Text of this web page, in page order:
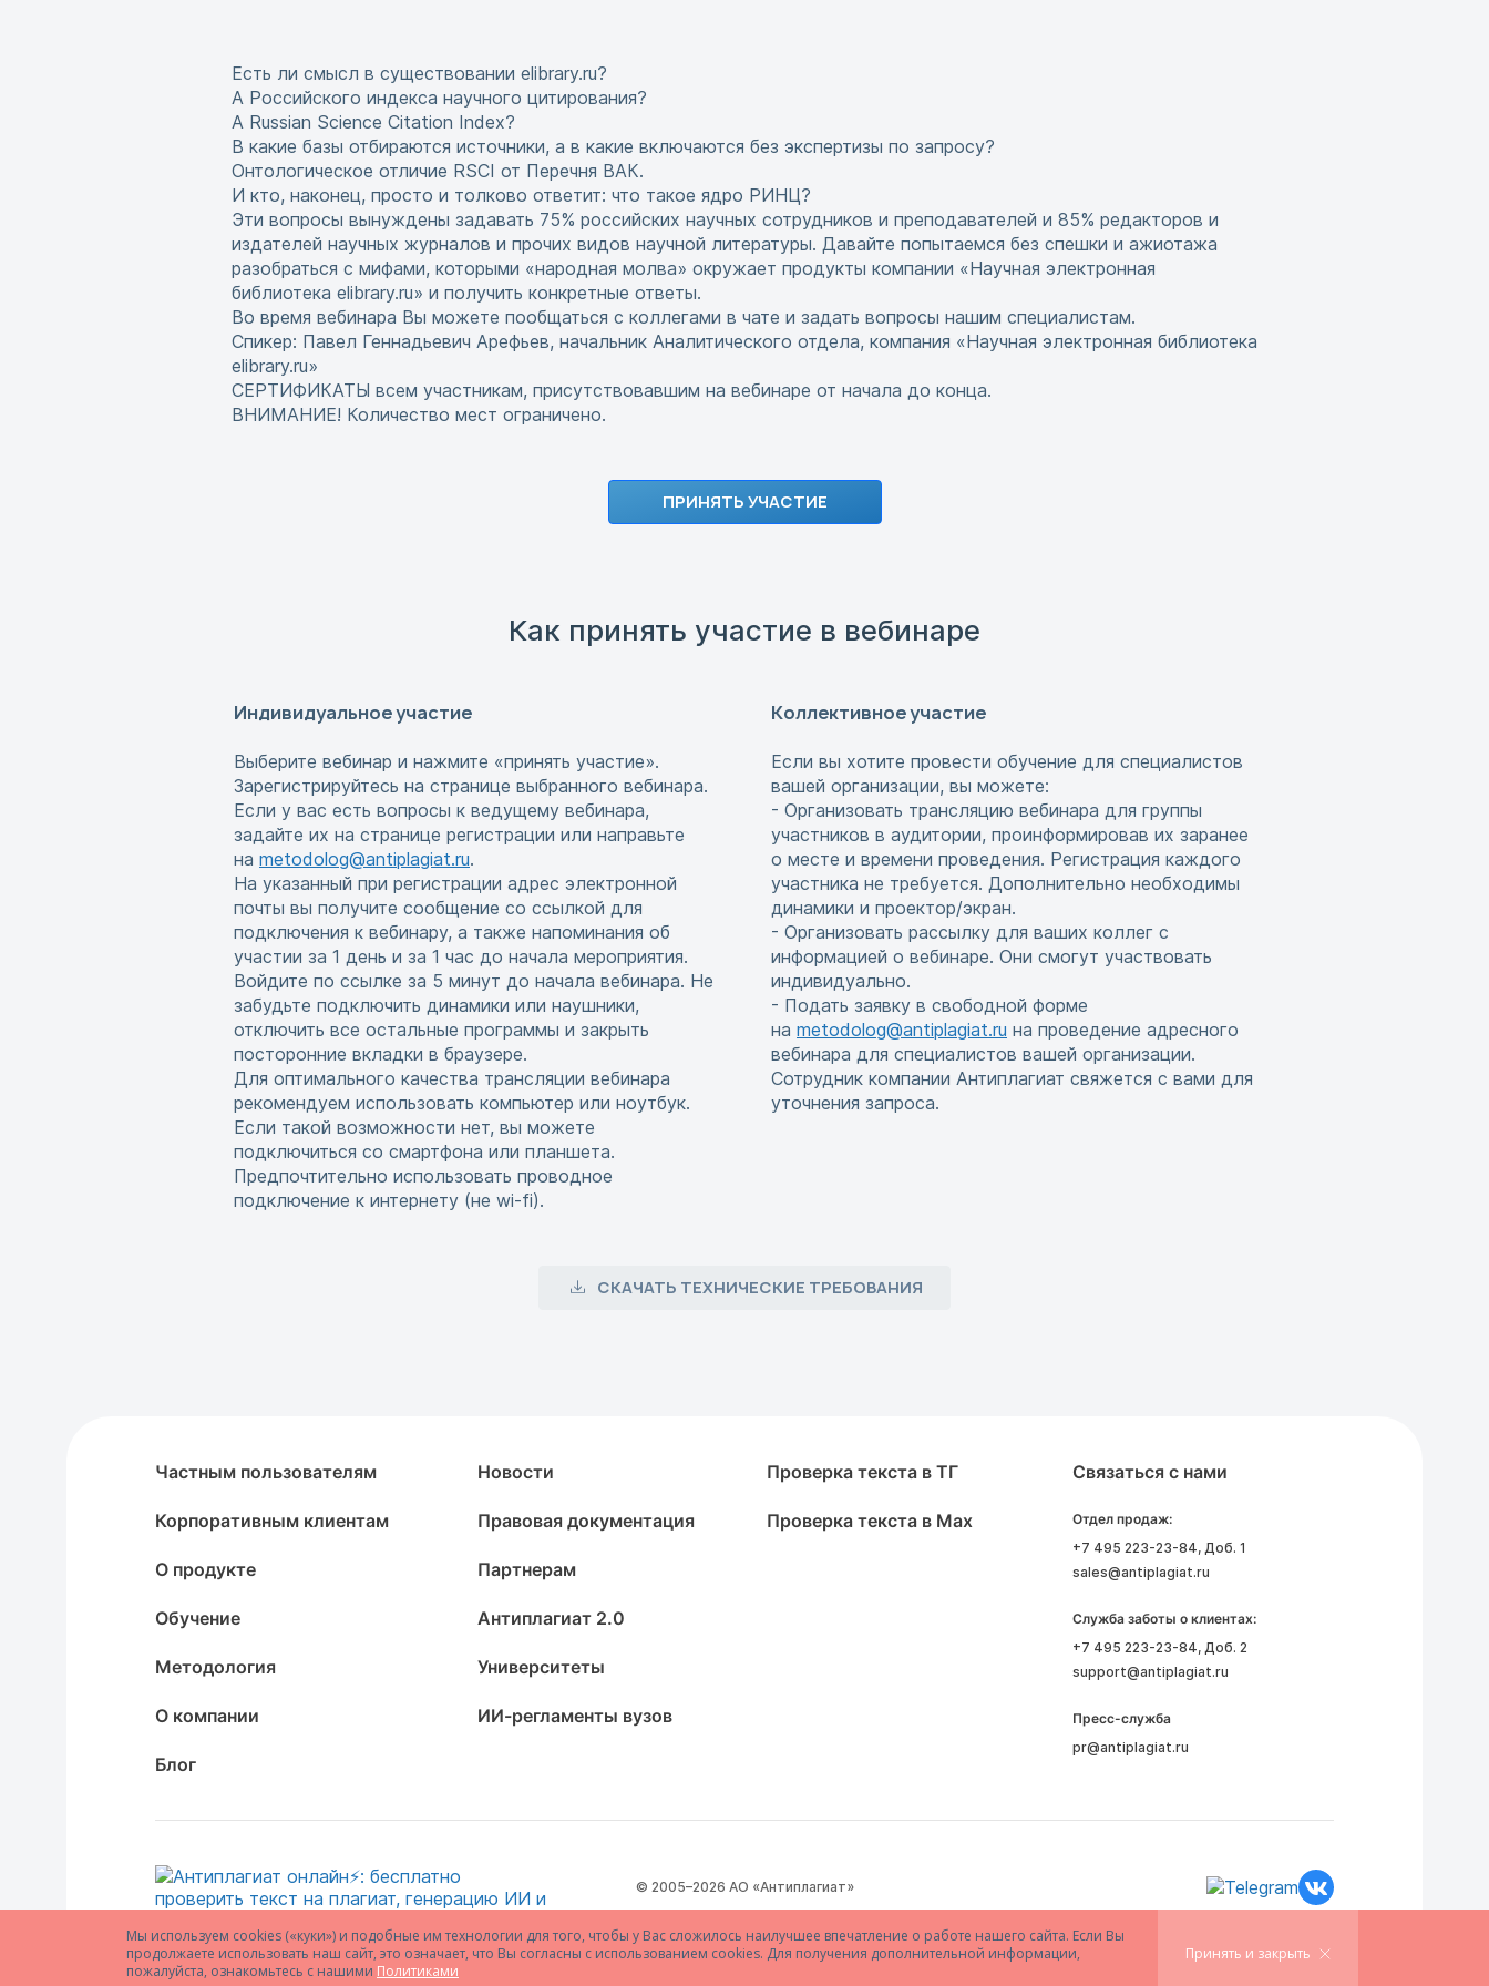
Мы используем cookies («куки») и подобные им технологии для того, чтобы у Вас сложилось наилучшее впечатление о работе нашего сайта. Если Вы
продолжаете использовать наш сайт, это означает, что Вы согласны с использованием cookies. Для получения дополнительной информации,
пожалуйста, ознакомьтесь с нашими Политиками
Принять и закрыть
Есть ли смысл в существовании elibrary.ru?
А Российского индекса научного цитирования?
А Russian Science Citation Index?
В какие базы отбираются источники, а в какие включаются без экспертизы по запросу?
Онтологическое отличие RSCI от Перечня ВАК.
И кто, наконец, просто и толково ответит: что такое ядро РИНЦ?
Эти вопросы вынуждены задавать 75% российских научных сотрудников и преподавателей и 85% редакторов и
издателей научных журналов и прочих видов научной литературы. Давайте попытаемся без спешки и ажиотажа
разобраться с мифами, которыми «народная молва» окружает продукты компании «Научная электронная
библиотека elibrary.ru» и получить конкретные ответы.
Во время вебинара Вы можете пообщаться с коллегами в чате и задать вопросы нашим специалистам.
Спикер: Павел Геннадьевич Арефьев, начальник Аналитического отдела, компания «Научная электронная библиотека
elibrary.ru»
СЕРТИФИКАТЫ всем участникам, присутствовавшим на вебинаре от начала до конца.
ВНИМАНИЕ! Количество мест ограничено.
ПРИНЯТЬ УЧАСТИЕ
Как принять участие в вебинаре
Индивидуальное участие
Выберите вебинар и нажмите «принять участие».
Зарегистрируйтесь на странице выбранного вебинара.
Если у вас есть вопросы к ведущему вебинара,
задайте их на странице регистрации или направьте
на metodolog@antiplagiat.ru.
На указанный при регистрации адрес электронной
почты вы получите сообщение со ссылкой для
подключения к вебинару, а также напоминания об
участии за 1 день и за 1 час до начала мероприятия.
Войдите по ссылке за 5 минут до начала вебинара. Не
забудьте подключить динамики или наушники,
отключить все остальные программы и закрыть
посторонние вкладки в браузере.
Для оптимального качества трансляции вебинара
рекомендуем использовать компьютер или ноутбук.
Если такой возможности нет, вы можете
подключиться со смартфона или планшета.
Предпочтительно использовать проводное
подключение к интернету (не wi-fi).
Коллективное участие
Если вы хотите провести обучение для специалистов
вашей организации, вы можете:
- Организовать трансляцию вебинара для группы
участников в аудитории, проинформировав их заранее
о месте и времени проведения. Регистрация каждого
участника не требуется. Дополнительно необходимы
динамики и проектор/экран.
- Организовать рассылку для ваших коллег с
информацией о вебинаре. Они смогут участвовать
индивидуально.
- Подать заявку в свободной форме
на metodolog@antiplagiat.ru на проведение адресного
вебинара для специалистов вашей организации.
Сотрудник компании Антиплагиат свяжется с вами для
уточнения запроса.
СКАЧАТЬ ТЕХНИЧЕСКИЕ ТРЕБОВАНИЯ
Частным пользователям
Корпоративным клиентам
О продукте
Обучение
Методология
О компании
Блог
Новости
Правовая документация
Партнерам
Антиплагиат 2.0
Университеты
ИИ-регламенты вузов
Проверка текста в ТГ
Проверка текста в Max
Связаться с нами
Отдел продаж:
+7 495 223-23-84, Доб. 1
sales@antiplagiat.ru
Служба заботы о клиентах:
+7 495 223-23-84, Доб. 2
support@antiplagiat.ru
Пресс-служба
pr@antiplagiat.ru
© 2005–2026 АО «Антиплагиат»